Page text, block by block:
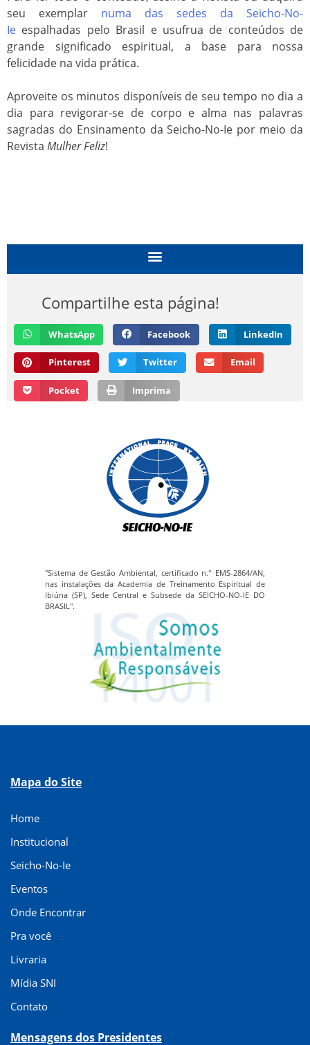
seu exemplar numa das sedes da Seicho-No-
Ie espalhadas pelo Brasil e usufrua de conteúdos de
grande significado espiritual, a base para nossa
felicidade na vida prática.
Aproveite os minutos disponíveis de seu tempo no dia a
dia para revigorar-se de corpo e alma nas palavras
sagradas do Ensinamento da Seicho-No-Ie por meio da
Revista Mulher Feliz!
Compartilhe esta página!
WhatsApp Facebook LinkedIn
Pinterest Twitter Email
Pocket Imprima
"Sistema de Gestão Ambiental, certificado n.° EMS-2864/AN,
nas instalações da Academia de Treinamento Espiritual de
Ibiúna (SP), Sede Central e Subsede da SEICHO-NO-IE DO
BRASIL".
Mapa do Site
Home
Institucional
Seicho-No-Ie
Eventos
Onde Encontrar
Pra você
Livraria
Mídia SNI
Contato
Mensagens dos Presidentes